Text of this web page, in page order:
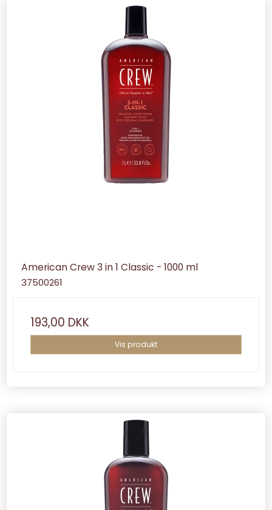
American Crew 3 in 1 Classic - 1000 ml
37500261
193,00 DKK
Vis produkt